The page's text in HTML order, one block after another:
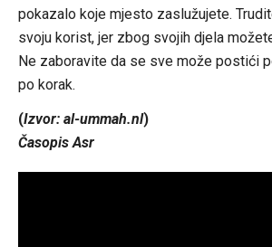
pokazalo koje mjesto zaslužujete.
svoju korist, jer zbog svojih djela
Ne zaboravite da se sve može postići
po korak.
(Izvor: al-ummah.nl)
Časopis Asr